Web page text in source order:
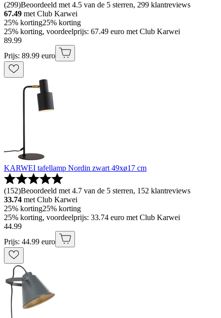
(299)Beoordeeld met 4.5 van de 5 sterren, 299 klantreviews
67.49 met Club Karwei
25% korting25% korting
25% korting, voordeelprijs: 67.49 euro met Club Karwei
89.99
Prijs: 89.99 euro
KARWEI tafellamp Nordin zwart 49xø17 cm
(152)Beoordeeld met 4.7 van de 5 sterren, 152 klantreviews
33.74 met Club Karwei
25% korting25% korting
25% korting, voordeelprijs: 33.74 euro met Club Karwei
44.99
Prijs: 44.99 euro